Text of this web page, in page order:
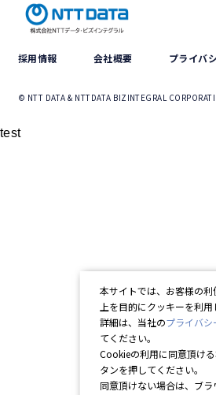
採用情報 会社概要 プライバ
© NTT DATA & NTTDATA BIZINTEGRAL
本サイトでは、お客様の
上を目的にクッキーを利用
詳細は、当社のプライバシ
てください。
Cookieの利用に同意頂け
タンを押してください。
同意頂けない場合は、ブ
test